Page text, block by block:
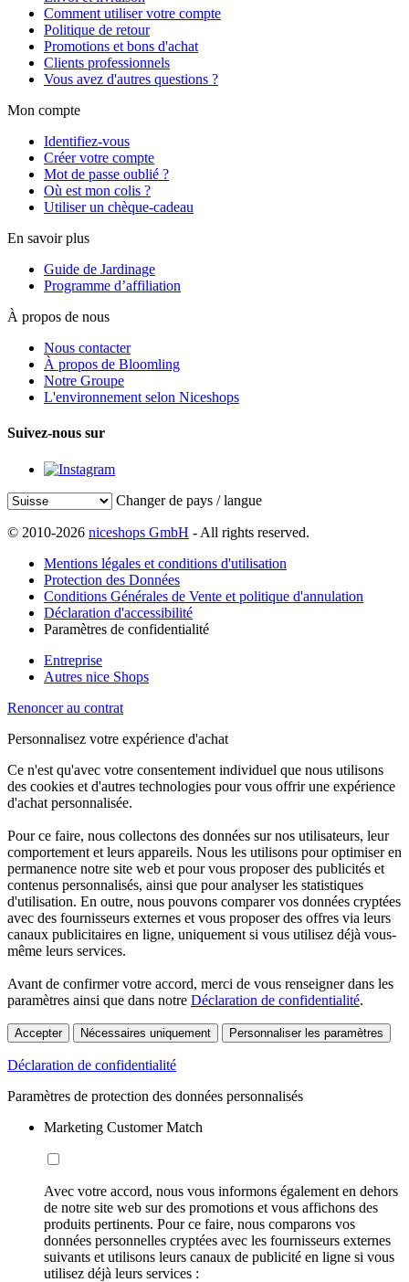
Comment utiliser votre compte
Politique de retour
Promotions et bons d'achat
Clients professionnels
Vous avez d'autres questions ?
Mon compte
Identifiez-vous
Créer votre compte
Mot de passe oublié ?
Où est mon colis ?
Utiliser un chèque-cadeau
En savoir plus
Guide de Jardinage
Programme d’affiliation
À propos de nous
Nous contacter
À propos de Bloomling
Notre Groupe
L'environnement selon Niceshops
Suivez-nous sur
Changer de pays / langue
© 2010-2026 niceshops GmbH - All rights reserved.
Mentions légales et conditions d'utilisation
Protection des Données
Conditions Générales de Vente et politique d'annulation
Déclaration d'accessibilité
Paramètres de confidentialité
Entreprise
Autres nice Shops
Renoncer au contrat
Personnalisez votre expérience d'achat
Ce n'est qu'avec votre consentement individuel que nous utilisons
des cookies et d'autres technologies pour vous offrir une expérience
d'achat personnalisée.
Pour ce faire, nous collectons des données sur nos utilisateurs, leur
comportement et leurs appareils. Nous les utilisons pour optimiser en
permanence notre site web et pour vous proposer des publicités et
contenus personnalisés, ainsi que pour analyser les statistiques
d'utilisation. En outre, nous pouvons comparer vos données cryptées
avec des fournisseurs externes et vous proposer des offres via leurs
canaux publicitaires en ligne, uniquement si vous utilisez déjà vous-
même leurs services.
Avant de confirmer votre accord, merci de vous renseigner dans les
paramètres ainsi que dans notre Déclaration de confidentialité.
Accepter Nécessaires uniquement Personnaliser les paramètres
Déclaration de confidentialité
Paramètres de protection des données personnalisés
Marketing Customer Match
Avec votre accord, nous vous informons également en dehors
de notre site web sur des promotions et vous affichons des
produits pertinents. Pour ce faire, nous comparons vos
données personnelles cryptées avec les fournisseurs externes
suivants et utilisons leurs canaux de publicité en ligne si vous
utilisez déjà leurs services :